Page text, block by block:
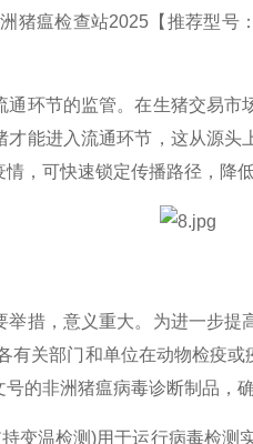
猪瘟检查站2025【推荐型
环节的监管。在生猪交易
能进入流通环节，这从源
，可快速锁定传播路径，降低
措，意义重大。为进一步
关部门和单位在动物检疫
的非洲猪瘟病毒诊断制品，
变温检测)用于运行病毒检